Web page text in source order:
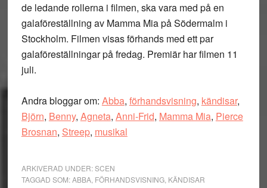
de ledande rollerna i filmen, ska vara med på en
galaföreställning av Mamma Mia på Södermalm i
Stockholm. Filmen visas förhands med ett par
galaföreställningar på fredag. Premiär har filmen 11
juli.
Andra bloggar om: Abba, förhandsvisning, kändisar,
Björn, Benny, Agneta, Anni-Frid, Mamma Mia, Pierce
Brosnan, Streep, musikal
ARKIVERAD UNDER:SCEN
TAGGAD SOM:ABBA, FÖRHANDSVISNING, KÄNDISAR